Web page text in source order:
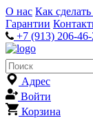
О нас Как сделать
Гарантии
+7 (913) 206-
Адрес
Войти
Корзина